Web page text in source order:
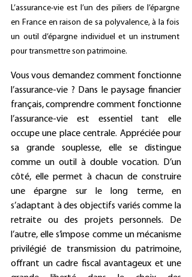
L’assurance-vie est l’un des piliers de l’épargne
en France en raison de sa polyvalence, à la fois
un outil d’épargne individuel et un instrument
pour transmettre son patrimoine.
Vous vous demandez comment fonctionne
l’assurance-vie ? Dans le paysage financier
français, comprendre comment fonctionne
l’assurance-vie est essentiel tant elle
occupe une place centrale. Appréciée pour
sa grande souplesse, elle se distingue
comme un outil à double vocation. D’un
côté, elle permet à chacun de construire
une épargne sur le long terme, en
s’adaptant à des objectifs variés comme la
retraite ou des projets personnels. De
l’autre, elle s’impose comme un mécanisme
privilégié de transmission du patrimoine,
offrant un cadre fiscal avantageux et une